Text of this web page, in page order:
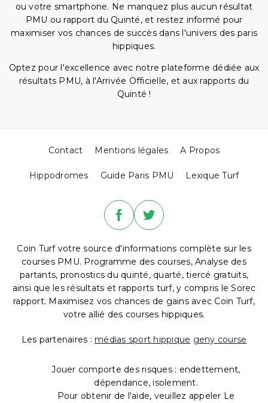
ou votre smartphone. Ne manquez plus aucun résultat
PMU ou rapport du Quinté, et restez informé pour
maximiser vos chances de succès dans l'univers des paris
hippiques.
Optez pour l'excellence avec notre plateforme dédiée aux
résultats PMU, à l'Arrivée Officielle, et aux rapports du
Quinté !
Contact Mentions légales A Propos
Hippodromes Guide Paris PMU Lexique Turf
Coin Turf votre source d'informations complète sur les
courses PMU. Programme des courses, Analyse des
partants, pronostics du quinté, quarté, tiercé gratuits,
ainsi que les résultats et rapports turf, y compris le Sorec
rapport. Maximisez vos chances de gains avec Coin Turf,
votre allié des courses hippiques.
Les partenaires : médias sport hippique geny course
Jouer comporte des risques : endettement,
dépendance, isolement.
Pour obtenir de l'aide, veuillez appeler Le